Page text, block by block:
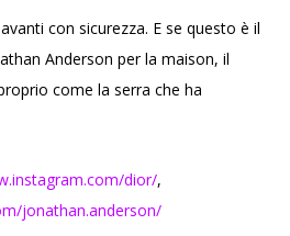
con sicurezza. E se questo è il
Anderson per la maison, il
come la serra che ha
dior/,
jonathan.anderson/